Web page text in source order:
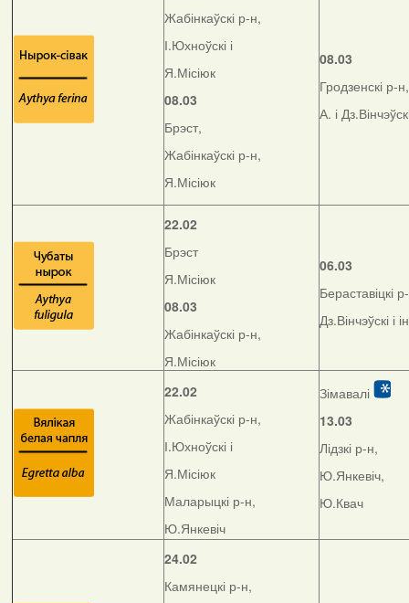
Жабінкаўскі р-н,
І.Юхноўскі і
Я.Місіюк
08.03
Брэст,
Жабінкаўскі р-н,
Я.Місіюк
08.03
Гродзенскі р-н,
А. і
22.02
Брэст
Я.Місіюк
08.03
Жабінкаўскі р-н,
Я.Місіюк
06.03
Бераставіцкі
Дз.Вінчэўскі і
22.02
Жабінкаўскі р-н,
І.Юхноўскі і
Я.Місіюк
Маларыцкі р-н,
Ю.Янкевіч
Зімавалі
13.03
Лідзкі р-н,
Ю.Янкевіч,
Ю.Квач
24.02
Камянецкі р-н,